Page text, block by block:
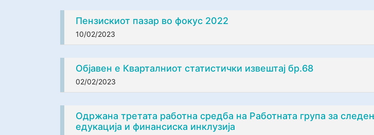
Пензискиот пазар во фокус 2022
10/02/2023
Објавен е Кварталниот статистички извештај бр.68
02/02/2023
Одржана третата работна средба на Работната група за
едукација и финансиска инклузија